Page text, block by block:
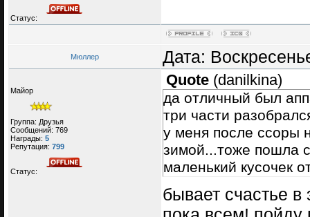
Статус:
Мюллер Дата:
Майор
Группа: Друзья
Сообщений: 769
Награды: 5
Репутация: 799
Статус:
Quote (danilkina)
да отличный был
три части
у меня после ссоры
зимой...тоже пошла
маленький кусочек
бывает счастье в